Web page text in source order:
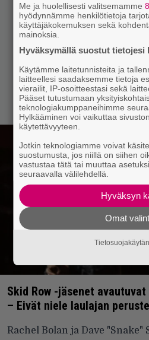
Skid Row -jäsenet
– Eivät niele laulajan
Rachel Bolan ja Dave "Snake"
Me ja huolellisesti valitsemamme
hyödynnämme henkilötietoja
käyttäjäkokemuksen sekä
mainoksia.
Hyväksymällä suostut tietojesi
Käytämme laitetunnisteita ja
laitteellesi saadaksemme tietoja
vierailit, IP-osoitteestasi sekä
Pääset tutustumaan
teknologiakumppaneihimme
Hylkääminen voi vaikuttaa
käytettävyyteen.
Jotkin teknologiamme voivat
suostumusta, jos niillä on siihen
vastustaa tätä tai muuttaa
seuraavalla välilehdellä.
Hyväksyn
Omat